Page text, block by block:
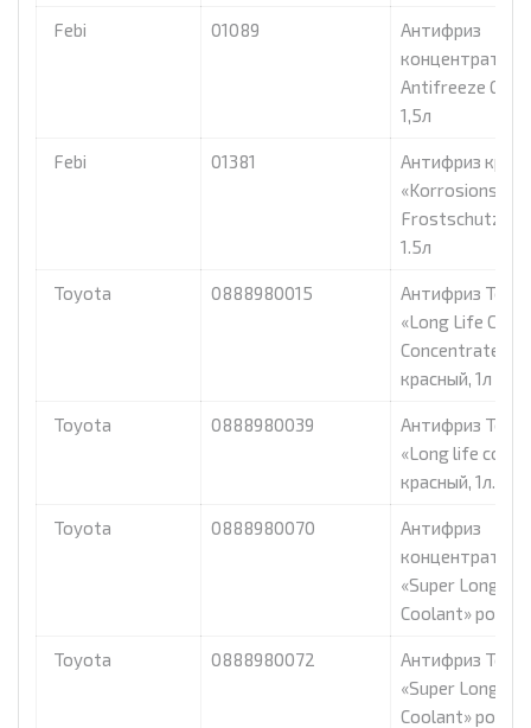
Febi 01089
Антифриз
концентрат
Antifreeze G 11
1,5л
Febi 01381
Антифриз
«Korrosions-
1.5л
Toyota 0888980015
Антифриз
«Long Life
Concentrated»
красный, 1л
Toyota 0888980039
Антифриз
«Long life
красный, 1л.
Toyota 0888980070
Антифриз
концентрат
«Super Long
Coolant»
Toyota 0888980072
Антифриз
«Super Long
Coolant»